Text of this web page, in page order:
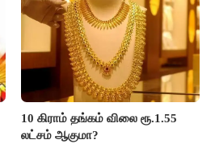
10 கிராம் தங்கம் விலை ரூ.1.55
லட்சம் ஆகுமா?